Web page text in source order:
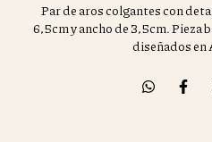
Par de aros colgantes con
6,5cm y ancho de 3,5cm. Pieza
diseñados en